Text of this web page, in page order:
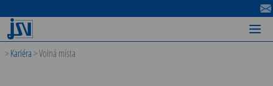
-
-
-
>Kariéra>Volná místa